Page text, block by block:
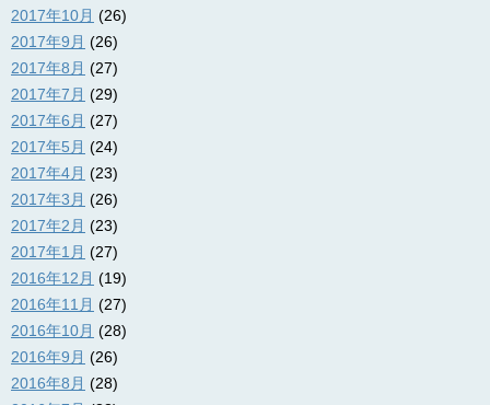
2017年10月 (26)
2017年9月 (26)
2017年8月 (27)
2017年7月 (29)
2017年6月 (27)
2017年5月 (24)
2017年4月 (23)
2017年3月 (26)
2017年2月 (23)
2017年1月 (27)
2016年12月 (19)
2016年11月 (27)
2016年10月 (28)
2016年9月 (26)
2016年8月 (28)